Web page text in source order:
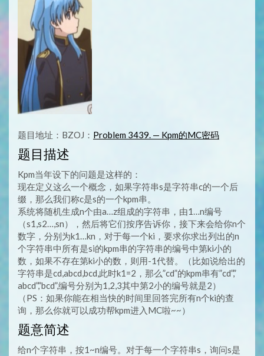
题目地址：BZOJ： Problem 3439. — Kpm的MC密码
题目描述
Kpm当年设下的问题是这样的：
现在定义这么一个概念，如果字符串s是字符串c的一个后
缀，那么我们称c是s的一个kpm串。
系统将随机生成n个由a…z组成的字符串，由1…n编号
（s1,s2…,sn），然后将它们按序告诉你，接下来会给你n个
数字，分别为k1…kn，对于每一个ki，要求你求出列出的n
个字符串中所有是si的kpm串的字符串的编号中第ki小的
数，如果不存在第ki小的数，则用-1代替。（比如说给出的
字符串是cd,abcd,bcd,此时k1=2，那么”cd”的kpm串有”cd”,”
abcd”,”bcd”,编号分别为1,2,3其中第2小的编号就是2）
（PS：如果你能在相当快的时间里回答完所有n个ki的查
询，那么你就可以成功帮kpm进入MC啦~~）
题意简述
给n个字符串，按1~n编号。对于每一个字符串s，询问s是